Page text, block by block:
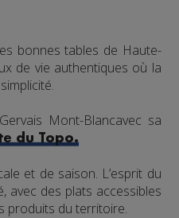
bonnes tables de Haute-
de vie authentiques où la
Mont-Blancavec sa
du Topo.
et de saison. L’esprit du
avec des plats accessibles
produits du territoire.